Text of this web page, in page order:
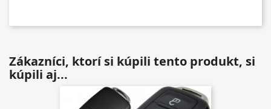
Zákazníci, ktorí si kúpili tento produkt, si
kúpili aj...